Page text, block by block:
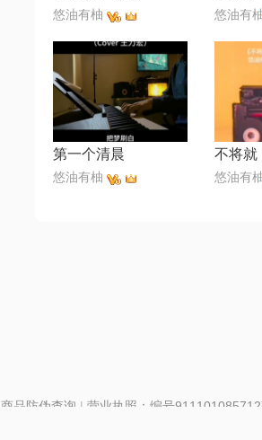
悠油有柚 悠油有
第一个清晨
悠油有柚
不将就
悠油有
商品防伪查询 | 营业执照：编号